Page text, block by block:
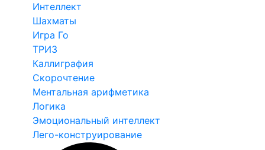
Интеллект
Шахматы
Игра Го
ТРИЗ
Каллиграфия
Скорочтение
Ментальная арифметика
Логика
Эмоциональный интеллект
Лего-конструирование